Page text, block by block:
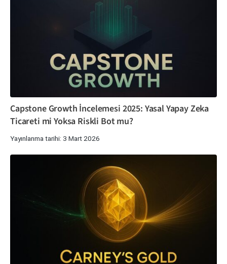
Capstone Growth İncelemesi 2025: Yasal Yapay Zeka
Ticareti mi Yoksa Riskli Bot mu?
Yayınlanma tarihi: 3 Mart 2026